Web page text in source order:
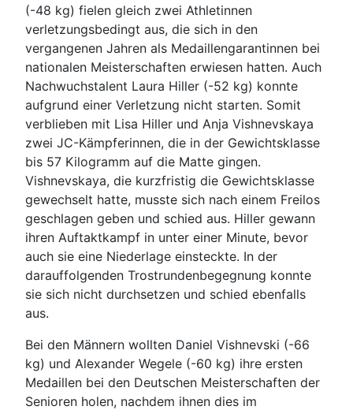
(-48 kg) fielen gleich zwei Athletinnen
verletzungsbedingt aus, die sich in den
vergangenen Jahren als Medaillengarantinnen bei
nationalen Meisterschaften erwiesen hatten. Auch
Nachwuchstalent Laura Hiller (-52 kg) konnte
aufgrund einer Verletzung nicht starten. Somit
verblieben mit Lisa Hiller und Anja Vishnevskaya
zwei JC-Kämpferinnen, die in der Gewichtsklasse
bis 57 Kilogramm auf die Matte gingen.
Vishnevskaya, die kurzfristig die Gewichtsklasse
gewechselt hatte, musste sich nach einem Freilos
geschlagen geben und schied aus. Hiller gewann
ihren Auftaktkampf in unter einer Minute, bevor
auch sie eine Niederlage einsteckte. In der
darauffolgenden Trostrundenbegegnung konnte
sie sich nicht durchsetzen und schied ebenfalls
aus.
Bei den Männern wollten Daniel Vishnevski (-66
kg) und Alexander Wegele (-60 kg) ihre ersten
Medaillen bei den Deutschen Meisterschaften der
Senioren holen, nachdem ihnen dies im